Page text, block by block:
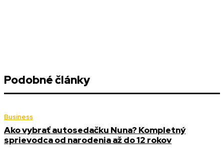
Podobné články
Business
Ako vybrať autosedačku Nuna? Kompletný
sprievodca od narodenia až do 12 rokov